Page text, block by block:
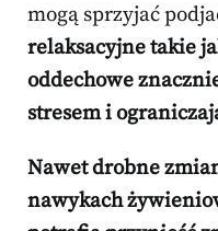
mogą sprzyjać
relaksacyjne takie
oddechowe
stresem i
Nawet drobne
nawykach